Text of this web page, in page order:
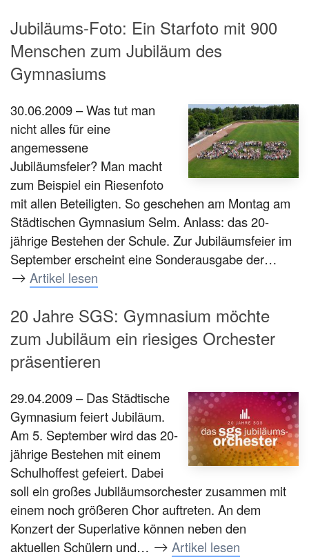
Jubiläums-Foto: Ein Starfoto mit 900
Menschen zum Jubiläum des
Gymnasiums
30.06.2009 – Was tut man
nicht alles für eine
angemessene
Jubiläumsfeier? Man macht
zum Beispiel ein Riesenfoto
mit allen Beteiligten. So geschehen am Montag am
Städtischen Gymnasium Selm. Anlass: das 20-
jährige Bestehen der Schule. Zur Jubiläumsfeier im
September erscheint eine Sonderausgabe der…
Artikel lesen
20 Jahre SGS: Gymnasium möchte
zum Jubiläum ein riesiges Orchester
präsentieren
29.04.2009 – Das Städtische
Gymnasium feiert Jubiläum.
Am 5. September wird das 20-
jährige Bestehen mit einem
Schulhoffest gefeiert. Dabei
soll ein großes Jubiläumsorchester zusammen mit
einem noch größeren Chor auftreten. An dem
Konzert der Superlative können neben den
aktuellen Schülern und…
Artikel lesen